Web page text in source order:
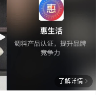
了解详情